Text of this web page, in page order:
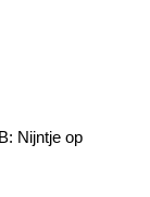
Nijntje op